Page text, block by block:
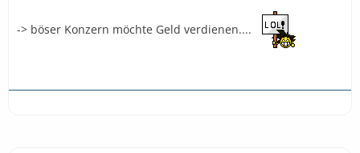
-> böser Konzern möchte Geld verdienen....